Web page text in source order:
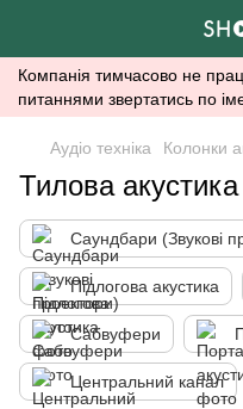
Компанія тимчасово не
питаннями звертатись по
Аудіо техніка Колонки
Тилова акустика
Саундбари (Звукові
Підлогова акустика
Сабвуфери
Центральний канал